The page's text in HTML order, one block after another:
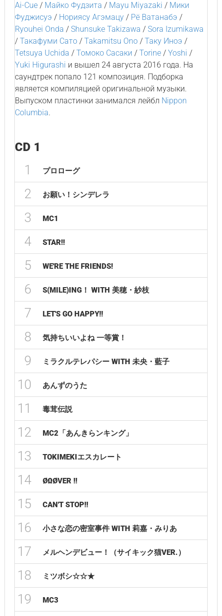
Ai-Cue/ Майко Фудзита / Mayu Miyazaki / Мики
Фуджисуэ / Нориясу Агэмацу/ Рё Ватанабэ /
Ryouhei Onda / Shunsuke Takizawa / Sora Izumikawa
/ Такафуми Сато/ Takamitsu Ono/ Таку Иноэ /
Tetsuya Uchida / Томоко Сасаки / Torine/ Yoshi /
Yuki Higurashi и вышел 24 августа 2016 года. На
саундтрек попало 121 композиция. Подборка
является компиляцией оригинальной музыки.
Выпуском пластинки занимался лейбл Nippon
Columbia.
CD 1
1 プロローグ
2 お願い！シンデレラ
3 MC1
4 STAR!!
5 WE'RE THE FRIENDS!
6 S(MILE)ING！ WITH 美穂・紗枝
7 LET'S GO HAPPY!!
8 気持ちいいよね 一等賞！
9 ミラクルテレパシー WITH 未央・藍子
10 あんずのうた
11 毒茸伝説
12 MC2「あんきらンキング」
13 TOKIMEKIエスカレート
14 ØΩØVER !!
15 CAN'T STOP!!
16 小さな恋の密室事件 WITH 莉嘉・みりあ
17 メルヘンデビュー！（サイキック猫VER.）
18 ミツボシ☆☆★
19 MC3